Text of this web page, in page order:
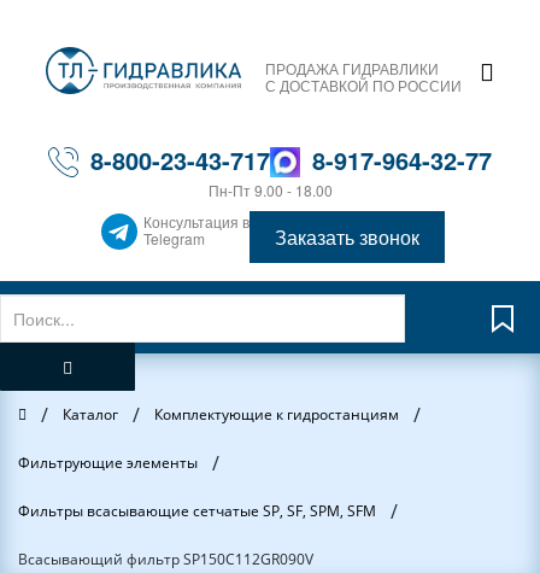
ПРОДАЖА ГИДРАВЛИКИ
С ДОСТАВКОЙ ПО РОССИИ
8-800-23-43-717 8-917-964-32-77
Пн-Пт 9.00 - 18.00
Консультация в
Telegram
Заказать звонок
Главная
/ Каталог / Комплектующие к гидростанциям /
Фильтрующие элементы /
Фильтры всасывающие сетчатые SP, SF, SPM, SFM /
Всасывающий фильтр SP150C112GR090V